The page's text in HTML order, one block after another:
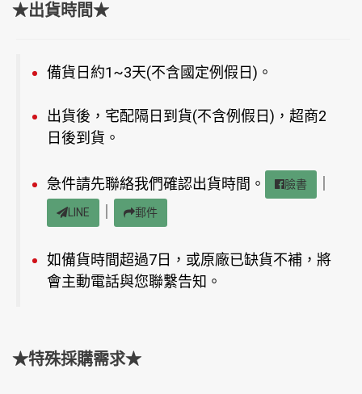
★出貨時間★
備貨日約1~3天(不含國定例假日)。
出貨後，宅配隔日到貨(不含例假日)，超商2
日後到貨。
急件請先聯絡我們確認出貨時間。 臉書
LINE 郵件
如備貨時間超過7日，或原廠已缺貨不補，將
會主動電話與您聯繫告知。
★特殊採購需求★